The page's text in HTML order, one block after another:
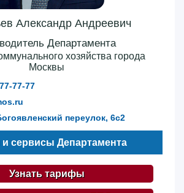
Александр Андреевич
Департамента
хозяйства города
Москвы
77-77
переулок, 6с2
и сервисы Департамента
Узнать тарифы